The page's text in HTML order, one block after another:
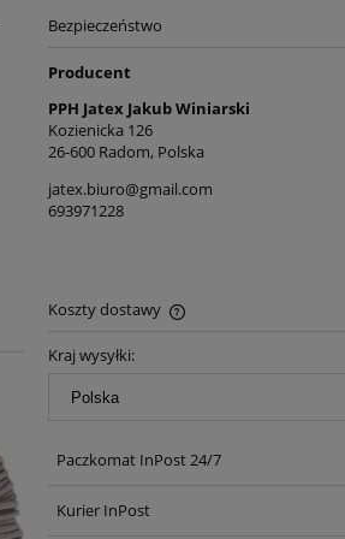
Sznurek bawełniany 5mm - Szary
17,90 zł
Cena regularna:
Bezpieczeństwo
Producent
PPH Jatex Jakub Winiarski
Kozienicka 126
26-600 Radom, Polska
jatex.biuro@gmail.com
693971228
Koszty dostawy
Kraj wysyłki:
Paczkomat InPost 24/7
Kurier InPost